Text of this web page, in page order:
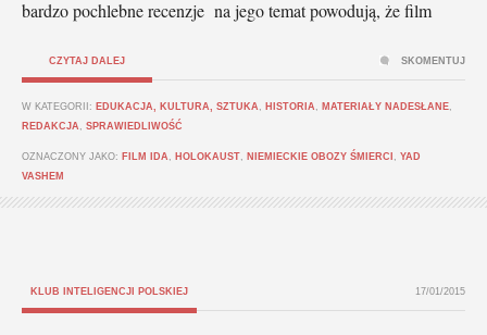
bardzo pochlebne recenzje na jego temat powodują, że film
CZYTAJ DALEJ
W KATEGORII: EDUKACJA, KULTURA, SZTUKA HISTORIA MATERIAŁY NADESŁANE
REDAKCJA
SPRAWIEDLIWOŚĆ
OZNACZONY JAKO: FILM IDA HOLOKAUST NIEMIECKIE OBOZY ŚMIERCI
YAD
VASHEM
SKOMENTUJ
KLUB INTELIGENCJI POLSKIEJ 17/01/2015